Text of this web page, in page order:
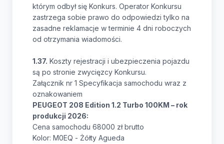
którym odbył się Konkurs. Operator Konkursu
zastrzega sobie prawo do odpowiedzi tylko na
zasadne reklamacje w terminie 4 dni roboczych
od otrzymania wiadomości.
1.37. Koszty rejestracji i ubezpieczenia pojazdu
są po stronie zwycięzcy Konkursu.
Załącznik nr 1 Specyfikacja samochodu wraz z
oznakowaniem
PEUGEOT 208 Edition 1.2 Turbo 100KM – rok
produkcji 2026:
Cena samochodu 68000 zł brutto
Kolor: M0EQ - Żółty Agueda